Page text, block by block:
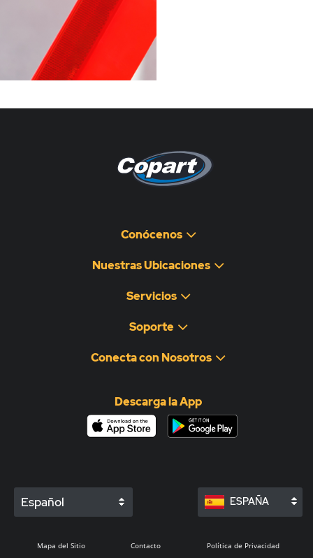
Conócenos
Nuestras Ubicaciones
Servicios
Soporte
Conecta con Nosotros
Descarga la App
Español ESPAÑA
Mapa del Sitio Contacto Política de Privacidad